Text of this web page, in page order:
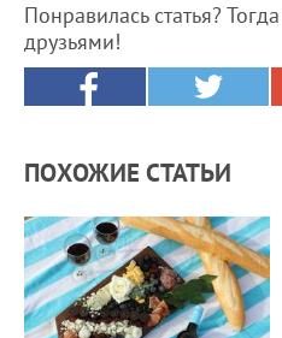
Понравилась статья?
друзьями!
ПОХОЖИЕ СТАТЬИ